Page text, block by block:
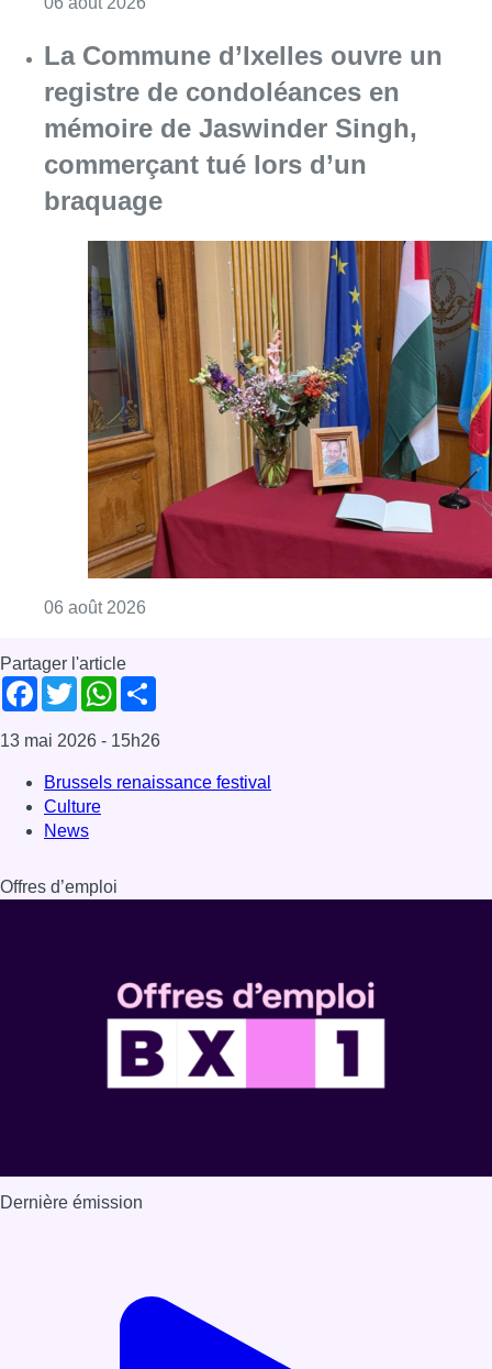
La Commune d’Ixelles ouvre un
registre de condoléances en
mémoire de Jaswinder Singh,
commerçant tué lors d’un
braquage
06 août 2026
Partager l'article
Facebook
TwitterWhatsApp
13 mai 2026 - 15h26
Brussels renaissance festival
Culture
News
Offres d’emploi
Dernière émission